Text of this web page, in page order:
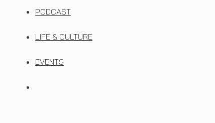
PODCAST
LIFE & CULTURE
EVENTS